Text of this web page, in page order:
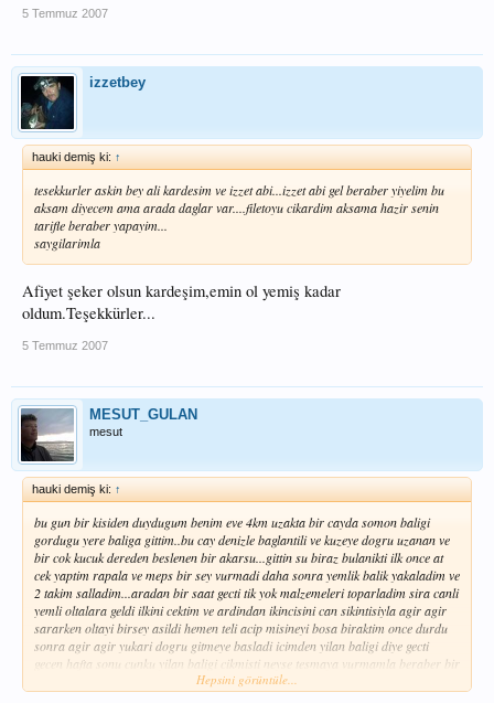
5 Temmuz 2007
izzetbey
hauki demiş ki: ↑
tesekkurler askin bey ali kardesim ve izzet abi...izzet abi gel beraber yiyelim bu
aksam diyecem ama arada daglar var....filetoyu cikardim aksama hazir senin
tarifle beraber yapayim...
saygilarimla
Afiyet şeker olsun kardeşim,emin ol yemiş kadar
oldum.Teşekkürler...
5 Temmuz 2007
MESUT_GULAN
mesut
hauki demiş ki: ↑
bu gun bir kisiden duydugum benim eve 4km uzakta bir cayda somon baligi
gordugu yere baliga gittim..bu cay denizle baglantili ve kuzeye dogru uzanan ve
bir cok kucuk dereden beslenen bir akarsu...gittin su biraz bulanikti ilk once at
cek yaptim rapala ve meps bir sey vurmadi daha sonra yemlik balik yakaladim ve
2 takim salladim...aradan bir saat gecti tik yok malzemeleri toparladim sira canli
yemli oltalara geldi ilkini cektim ve ardindan ikincisini can sikintisiyla agir agir
sararken oltayi birsey asildi hemen teli acip misineyi bosa biraktim once durdu
sonra agir agir yukari dogru gitmeye basladi icimden yilan baligi diye gecti
gecen hafta sonu cunku yilan baligi cikmisti neyse tesmaya vurmamla beraber bir
asilma basladi bir baktim suyun ustunde bir baba zipliyor...yaklasik 15
Hepsini görüntüle...